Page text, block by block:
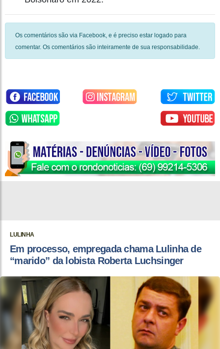
Os comentários são via Facebook, e é preciso estar logado para
comentar. Os comentários são inteiramente de sua responsabilidade.
LULINHA
Em processo, empregada chama Lulinha de
“marido” da lobista Roberta Luchsinger